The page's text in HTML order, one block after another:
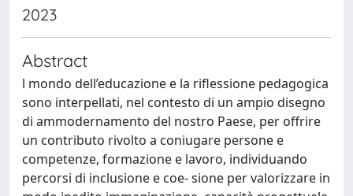
2023
Abstract
l mondo dell’educazione e la riflessione pedagogica
sono interpellati, nel contesto di un ampio disegno
di ammodernamento del nostro Paese, per offrire
un contributo rivolto a coniugare persone e
competenze, formazione e lavoro, individuando
percorsi di inclusione e coe- sione per valorizzare in